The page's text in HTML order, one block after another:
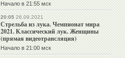
Начало в 21:55 мск
20:0526.09.2021
Стрельба из лука. Чемпионат мира
2021. Классический лук. Женщины
(прямая видеотрансляция)
Начало в 21:00 мск